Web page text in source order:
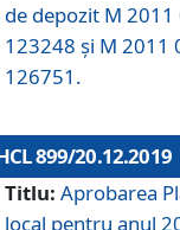
de depozit M
123248 și M 2011
126751.
899/20.12.2019
Titlu: Aprobarea
local pentru anul